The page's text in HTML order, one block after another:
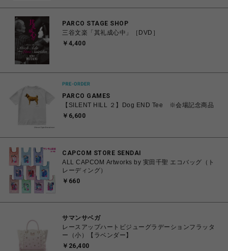
PARCO STAGE SHOP
三谷文楽「其礼成心中」［DVD］
￥4,400
PARCO GAMES
【SILENT HILL ２】Dog END Tee ※会場記念商品
￥6,600
CAPCOM STORE SENDAI
ALL CAPCOM Artworks by 実田千聖 エコバッグ（ト
レーディング）
￥660
サマンサベガ
レースアップハートビジューグラデーションフラッタ
ー（小）【ラベンダー】
￥26,400